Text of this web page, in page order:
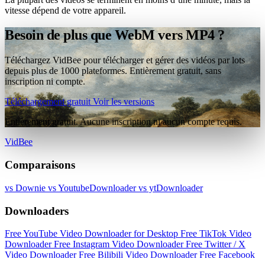
vitesse dépend de votre appareil.
Besoin de plus que WebM vers MP4 ?
Téléchargez VidBee pour télécharger et gérer des vidéos par lots
depuis plus de 1000 plateformes. Entièrement gratuit, sans
inscription ni compte.
Téléchargement gratuitVoir les versions
Entièrement gratuit. Aucune inscription ni aucun compte requis.
VidBee
Comparaisons
vs Downie vs YoutubeDownloadervs ytDownloader
Downloaders
Free YouTube Video Downloader for Desktop Free TikTok Video
DownloaderFree Instagram Video DownloaderFree Twitter / X
Video DownloaderFree Bilibili Video DownloaderFree Facebook